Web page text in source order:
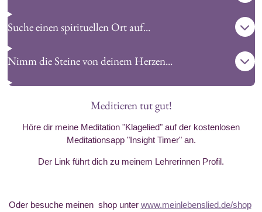
Suche einen spirituellen Ort auf...
Nimm die Steine von deinem Herzen...
Meditieren tut gut!
Höre dir meine Meditation "Klagelied" auf der kostenlosen
Meditationsapp "Insight Timer" an.
Der Link führt dich zu meinem Lehrerinnen Profil.
Oder besuche meinen shop unter www.meinlebenslied.de/shop